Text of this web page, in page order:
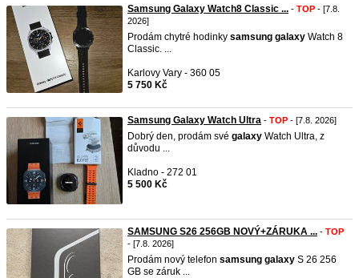
Samsung Galaxy Watch8 Classic ... - TOP - [7.8.
2026]
Prodám chytré hodinky samsung galaxy Watch 8
Classic. ...
Karlovy Vary - 360 05
5 750 Kč
Samsung Galaxy Watch Ultra - TOP - [7.8. 2026]
Dobrý den, prodám své galaxy Watch Ultra, z
důvodu ...
Kladno - 272 01
5 500 Kč
SAMSUNG S26 256GB NOVÝ+ZÁRUKA ... - TOP
- [7.8. 2026]
Prodám nový telefon samsung galaxy S 26 256
GB se záruk ...